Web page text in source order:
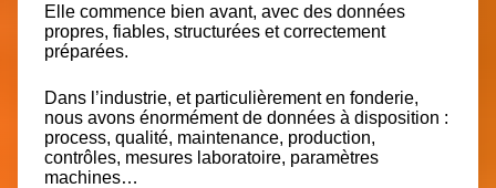
Elle commence bien avant, avec des données
propres, fiables, structurées et correctement
préparées.
Dans l’industrie, et particulièrement en fonderie,
nous avons énormément de données à disposition :
process, qualité, maintenance, production,
contrôles, mesures laboratoire, paramètres
machines…